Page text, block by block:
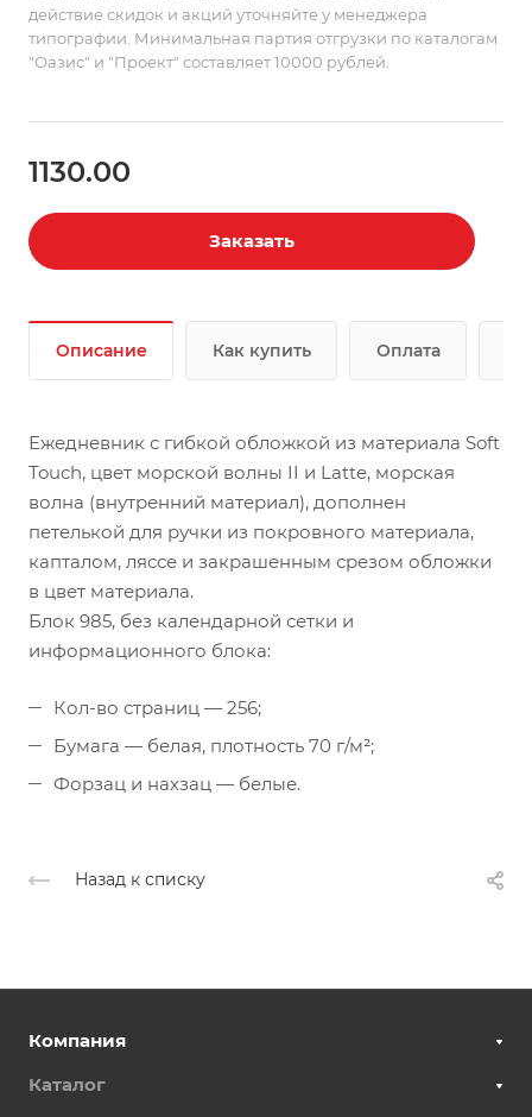
действие скидок и акций уточняйте у менеджера
типографии. Минимальная партия отгрузки по каталогам
"Оазис" и "Проект" составляет 10000 рублей.
1130.00
Заказать
Описание Как купить Оплата
Ежедневник с гибкой обложкой из материала Soft
Touch, цвет морской волны II и Latte, морская
волна (внутренний материал), дополнен
петелькой для ручки из покровного материала,
капталом, ляссе и закрашенным срезом обложки
в цвет материала.
Блок 985, без календарной сетки и
информационного блока:
Кол-во страниц — 256;
Бумага — белая, плотность 70 г/м²;
Форзац и нахзац — белые.
Назад к списку
Компания
Каталог